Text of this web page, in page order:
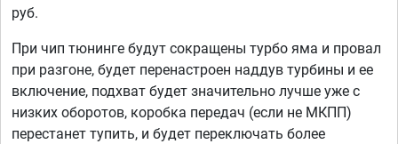
руб.
При чип тюнинге будут сокращены турбо яма и провал
при разгоне, будет перенастроен наддув турбины и ее
включение, подхват будет значительно лучше уже с
низких оборотов, коробка передач (если не МКПП)
перестанет тупить, и будет переключать более